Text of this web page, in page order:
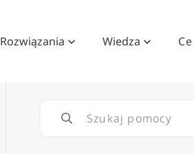
Rozwiązania Wiedza